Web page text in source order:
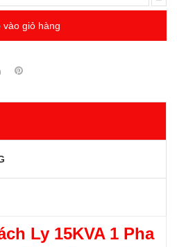
vào giỏ hàng
Ly 15KVA 1 Pha